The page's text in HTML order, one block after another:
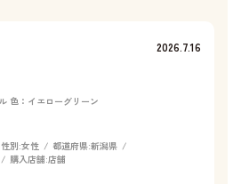
2026.7.16
色：イエローグリーン
性別:女性 都道府県:新潟県
購入店舗:店舗